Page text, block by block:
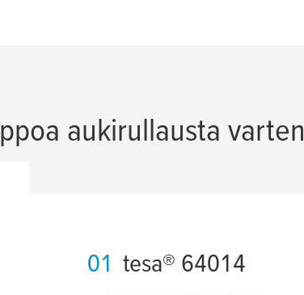
aukirullausta varten
01 tesa® 64014